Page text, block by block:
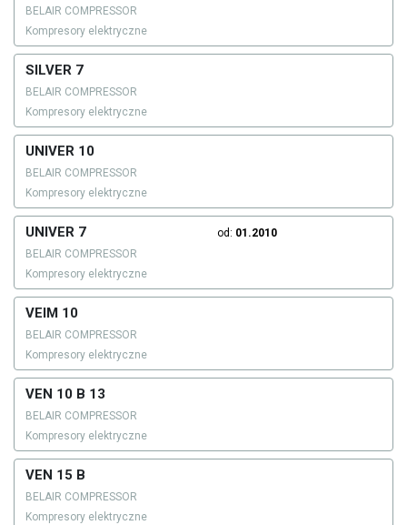
BELAIR COMPRESSOR
Kompresory elektryczne
SILVER 7
BELAIR COMPRESSOR
Kompresory elektryczne
UNIVER 10
BELAIR COMPRESSOR
Kompresory elektryczne
UNIVER 7 od: 01.2010
BELAIR COMPRESSOR
Kompresory elektryczne
VEIM 10
BELAIR COMPRESSOR
Kompresory elektryczne
VEN 10 B 13
BELAIR COMPRESSOR
Kompresory elektryczne
VEN 15 B
BELAIR COMPRESSOR
Kompresory elektryczne